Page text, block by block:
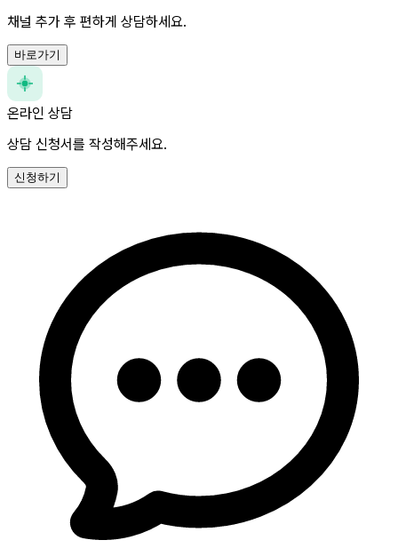
채널 추가 후 편하게 상담하세요.
바로가기
온라인 상담
상담 신청서를 작성해주세요.
신청하기